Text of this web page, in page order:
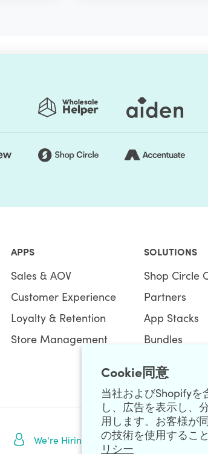
Cookie同意
当社およびShopifyを
し、広告を表示し、
用します。お客様が
の技術を使用するこ
リシー
APPS
Sales & AOV
Customer Experience
Loyalty & Retention
Store Management
SOLUTIONS
Shop Circle
Partners
App Stacks
Bundles
We're Hiring NEWSLETTER